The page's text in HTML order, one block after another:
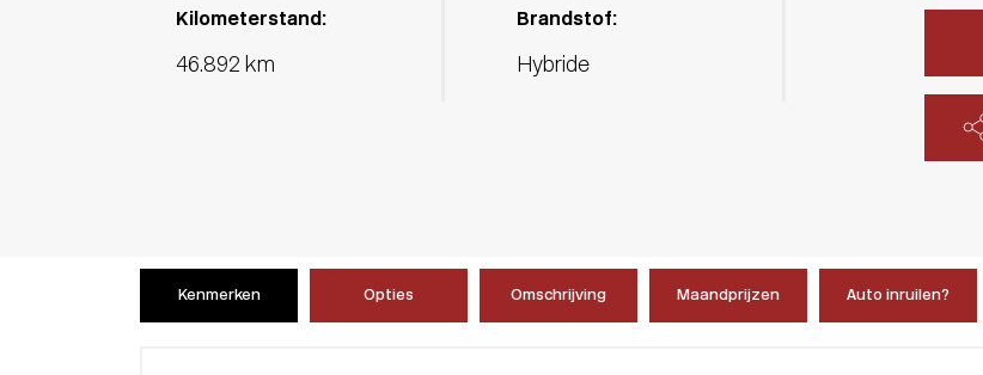
Kilometerstand:
46.892 km
Brandstof:
Hybride
Kenmerken Opties Omschrijving Maandprijzen Auto inruilen?